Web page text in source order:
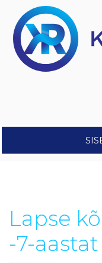
Lapse
-7-aastat